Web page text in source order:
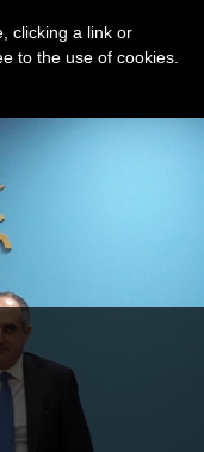
clicking a link or
to the use of cookies.